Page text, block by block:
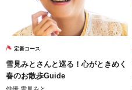
定番コース
雪見みとさんと巡る！心がときめく
春のお散歩Guide
俳優 雪見みと